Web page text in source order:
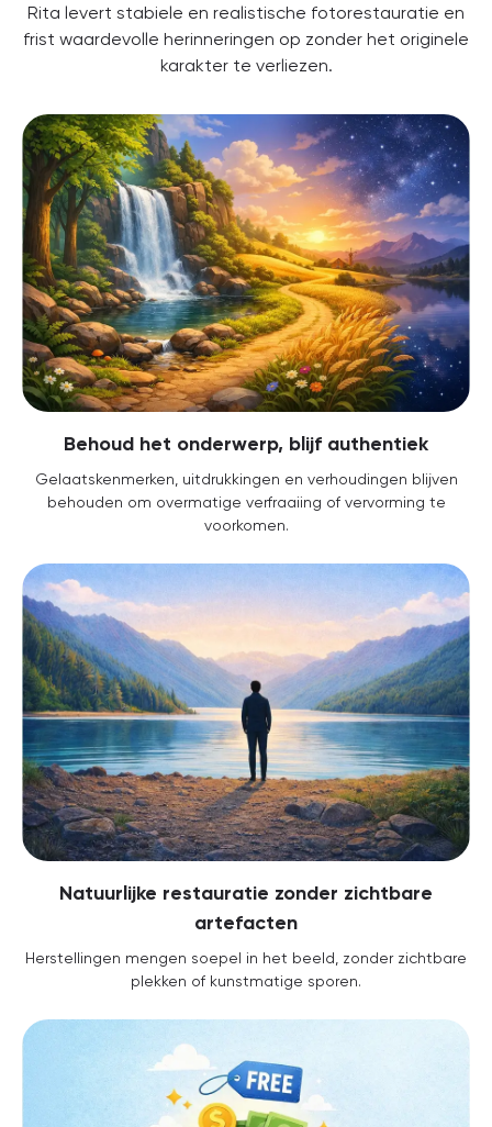
Rita levert stabiele en realistische fotorestauratie en
frist waardevolle herinneringen op zonder het originele
karakter te verliezen.
Behoud het onderwerp, blijf authentiek
Gelaatskenmerken, uitdrukkingen en verhoudingen blijven
behouden om overmatige verfraaiing of vervorming te
voorkomen.
Natuurlijke restauratie zonder zichtbare
artefacten
Herstellingen mengen soepel in het beeld, zonder zichtbare
plekken of kunstmatige sporen.